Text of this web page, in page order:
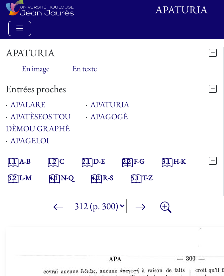
APATURIA
APATURIA
En image En texte
Entrées proches
⋅ APALARE ⋅ APATURIA
⋅ APATÈSEOS TOU
DÈMOU GRAPHÈ
⋅ APAGOGÈ
⋅ APAGELOI
1.1A-B 1.2C 2.1D-E 2.2F-G 3.1H-K
3.2L-M 4.1N-Q 4.2R-S 5.1T-Z